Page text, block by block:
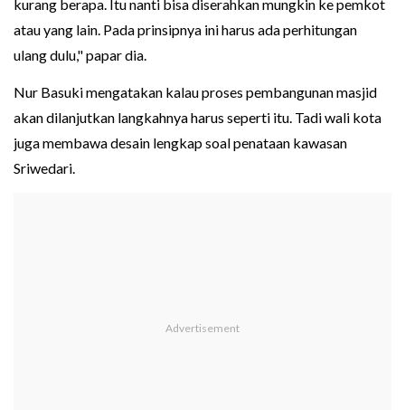
kurang berapa. Itu nanti bisa diserahkan mungkin ke pemkot
atau yang lain. Pada prinsipnya ini harus ada perhitungan
ulang dulu," papar dia.
Nur Basuki mengatakan kalau proses pembangunan masjid
akan dilanjutkan langkahnya harus seperti itu. Tadi wali kota
juga membawa desain lengkap soal penataan kawasan
Sriwedari.